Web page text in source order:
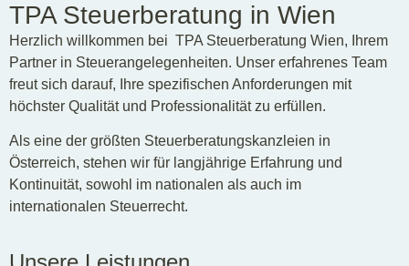
TPA Steuerberatung in Wien
Herzlich willkommen bei TPA Steuerberatung Wien, Ihrem
Partner in Steuerangelegenheiten. Unser erfahrenes Team
freut sich darauf, Ihre spezifischen Anforderungen mit
höchster Qualität und Professionalität zu erfüllen.
Als eine der größten Steuerberatungskanzleien in
Österreich, stehen wir für langjährige Erfahrung und
Kontinuität, sowohl im nationalen als auch im
internationalen Steuerrecht.